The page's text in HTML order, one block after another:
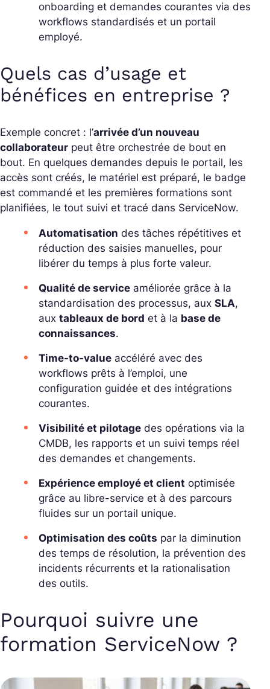
onboarding et demandes courantes via des
workflows standardisés et un portail
employé.
Quels cas d’usage et
bénéfices en entreprise ?
Exemple concret : l’arrivée d’un nouveau
collaborateur peut être orchestrée de bout en
bout. En quelques demandes depuis le portail, les
accès sont créés, le matériel est préparé, le badge
est commandé et les premières formations sont
planifiées, le tout suivi et tracé dans ServiceNow.
Automatisation des tâches répétitives et
réduction des saisies manuelles, pour
libérer du temps à plus forte valeur.
Qualité de service améliorée grâce à la
standardisation des processus, aux SLA,
aux tableaux de bord et à la base de
connaissances.
Time-to-value accéléré avec des
workflows prêts à l’emploi, une
configuration guidée et des intégrations
courantes.
Visibilité et pilotage des opérations via la
CMDB, les rapports et un suivi temps réel
des demandes et changements.
Expérience employé et client optimisée
grâce au libre-service et à des parcours
fluides sur un portail unique.
Optimisation des coûts par la diminution
des temps de résolution, la prévention des
incidents récurrents et la rationalisation
des outils.
Pourquoi suivre une
formation ServiceNow ?